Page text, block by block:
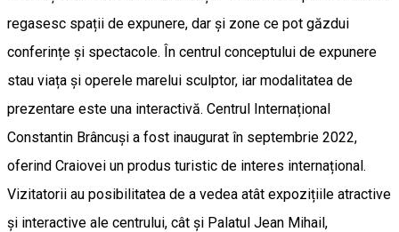
regasesc spații de expunere, dar și zone ce pot găzdui
conferințe și spectacole. În centrul conceptului de expunere
stau viața și operele marelui sculptor, iar modalitatea de
prezentare este una interactivă. Centrul Internațional
Constantin Brâncuși a fost inaugurat în septembrie 2022,
oferind Craiovei un produs turistic de interes internațional.
Vizitatorii au posibilitatea de a vedea atât expozițiile atractive
și interactive ale centrului, cât și Palatul Jean Mihail,